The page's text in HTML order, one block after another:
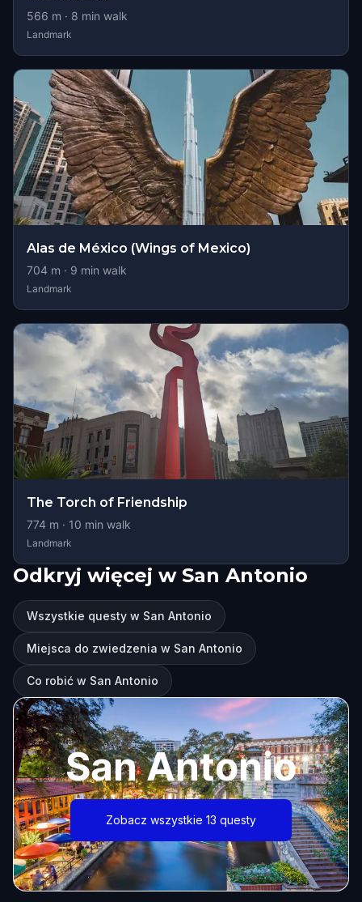
566 m · 8 min walk
Landmark
Alas de México (Wings of Mexico)
704 m · 9 min walk
Landmark
The Torch of Friendship
774 m · 10 min walk
Landmark
Odkryj więcej w San Antonio
Wszystkie questy w San Antonio
Miejsca do zwiedzenia w San Antonio
Co robić w San Antonio
San Antonio
Zobacz wszystkie 13 questy